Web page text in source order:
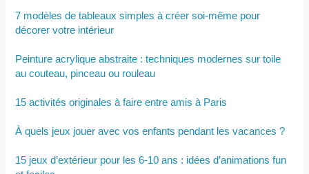
7 modèles de tableaux simples à créer soi-même pour
décorer votre intérieur
Peinture acrylique abstraite : techniques modernes sur toile
au couteau, pinceau ou rouleau
15 activités originales à faire entre amis à Paris
À quels jeux jouer avec vos enfants pendant les vacances ?
15 jeux d’extérieur pour les 6-10 ans : idées d’animations fun